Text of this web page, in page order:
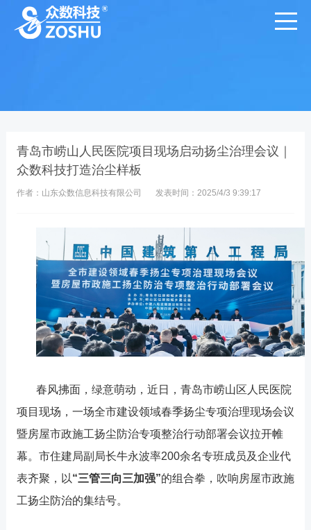
青岛市崂山人民医院项目现场启动扬尘治理会议｜
众数科技打造治尘样板
作者：山东众数信息科技有限公司 发表时间：2025/4/3 9:39:17
春风拂面，绿意萌动， 近日， 青岛市崂山区人民医院
项目现场，一场全市建设领域春季扬尘专项治理现场会议
暨房屋市政施工扬尘防治专项整治行动部署会议拉开帷
幕。市住建局副局长牛永波率200余名专班成员及企业代
表齐聚，以“三管三向三加强”的组合拳，吹响房屋市政施
工扬尘防治的集结号。